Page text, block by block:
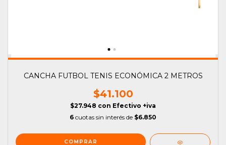
CANCHA FUTBOL TENIS ECONÓMICA 2 METROS
$41.100
$27.948 con Efectivo +iva
6 cuotas sin interés de $6.850